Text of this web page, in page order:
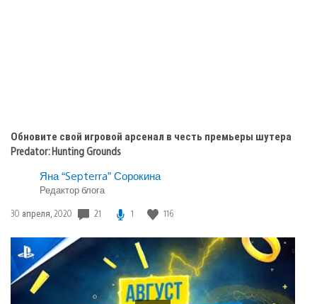
Обновите свой игровой арсенал в честь премьеры шутера
Predator: Hunting Grounds
Яна “Septerra” Сорокина
Редактор блога
Дата
30 апреля, 2020 21 1 116